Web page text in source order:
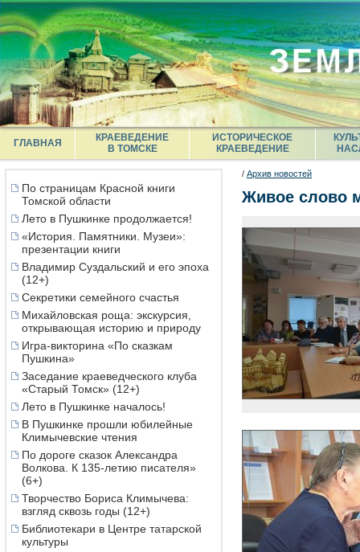
ГЛАВНАЯ
КРАЕВЕДЕНИЕ
В ТОМСКЕ
ИСТОРИЧЕСКОЕ
КРАЕВЕДЕНИЕ
По страницам Красной книги
Томской области
Лето в Пушкинке продолжается!
«История. Памятники. Музеи»:
презентации книги
Владимир Суздальский и его эпоха
(12+)
Секретики семейного счастья
Михайловская роща: экскурсия,
открывающая историю и природу
Игра-викторина «По сказкам
Пушкина»
Заседание краеведческого клуба
«Старый Томск» (12+)
Лето в Пушкинке началось!
В Пушкинке прошли юбилейные
Климычевские чтения
По дороге сказок Александра
Волкова. К 135-летию писателя»
(6+)
Творчество Бориса Климычева:
взгляд сквозь годы (12+)
Библиотекари в Центре татарской
культуры
/ Архив новостей
Живое слово